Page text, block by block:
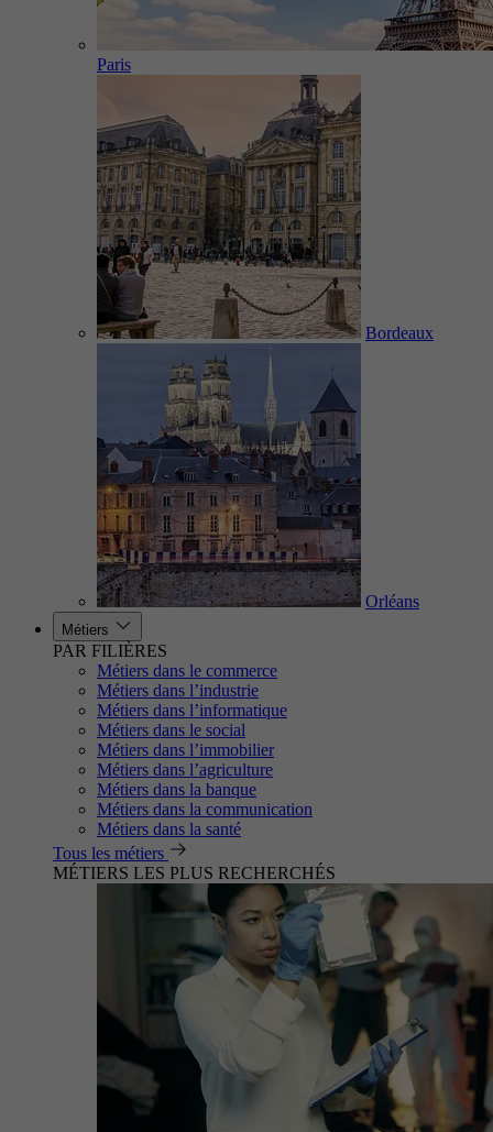
Paris
Bordeaux
Orléans
Métiers
PAR FILIÈRES
Métiers dans le commerce
Métiers dans l’industrie
Métiers dans l’informatique
Métiers dans le social
Métiers dans l’immobilier
Métiers dans l’agriculture
Métiers dans la banque
Métiers dans la communication
Métiers dans la santé
Tous les métiers
MÉTIERS LES PLUS RECHERCHÉS